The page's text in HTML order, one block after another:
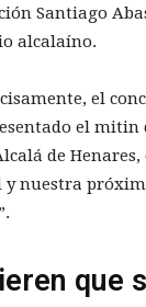
Santiago
alcalaíno.
el
el mitin
de
y nuestra
que